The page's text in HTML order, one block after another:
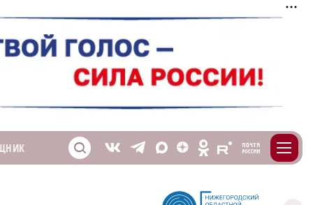
S V T X Z O E m